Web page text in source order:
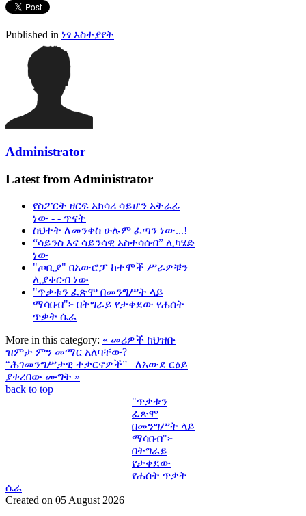
Published in ነፃ አስተያየት
Administrator
Latest from Administrator
የስፖርት ዘርፍ አክሳሪ ሳይሆን አትራፊ
ነው - - ጥናት
ስህተት ለመንቀስ ሁሉም ፈጣን ነው...!
“ሳይንስ እና ሳይንሳዊ አስተሳሰብ” ሊካሄድ
ነው
"ጦቢያ" በአውሮፓ ከተሞች ሥራዎቹን
ሊያቀርብ ነው
"ጥቃቱን ፈጽሞ በመንግሥት ላይ
ማሳበብ"፦ በትግራይ የታቀደው የሐሰት
ጥቃት ሴራ
More in this category: « መሪዎች ከህዝቡ
ዝምታ ምን መማር አለባቸው?
“ሕገመንግሥታዊ ተቃርኖዎች” ለአውደ ርዕይ
ያቀረበው ሙግት »
back to top
"ጥቃቱን
ፈጽሞ
በመንግሥት ላይ
ማሳበብ"፦
በትግራይ
የታቀደው
የሐሰት ጥቃት
ሴራ
Created on 05 August 2026